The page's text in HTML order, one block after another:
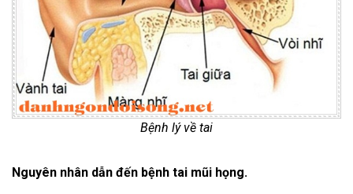
Bệnh lý về tai
Nguyên nhân dẫn đến bệnh tai mũi họng.